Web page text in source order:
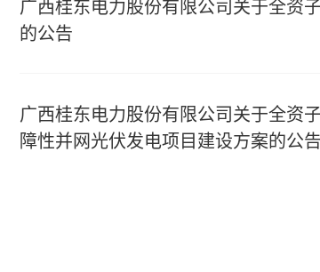
广西桂东电力股份有限公司关于全资
的公告
广西桂东电力股份有限公司关于全资
障性并网光伏发电项目建设方案的公告